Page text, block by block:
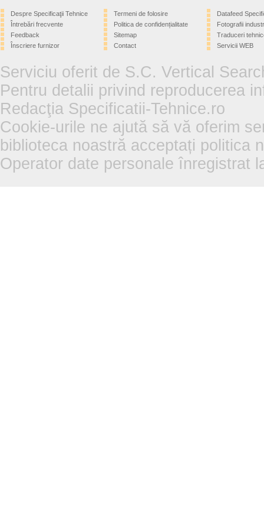
Despre Specificaţii Tehnice
Întrebări frecvente
Feedback
Înscriere furnizor
Termeni de folosire
Politica de confidențialitate
Sitemap
Contact
Datafeed
Fotografii
Traduceri
Servicii WEB
Serviciu oferit de S.C. Vertical
Pentru detalii privind reproducerea
Redacţia Specificatii-Tehnice.ro
Cookie-urile ne ajută să vă oferim
biblioteca noastră acceptați politica
Operator date personale înregistrat